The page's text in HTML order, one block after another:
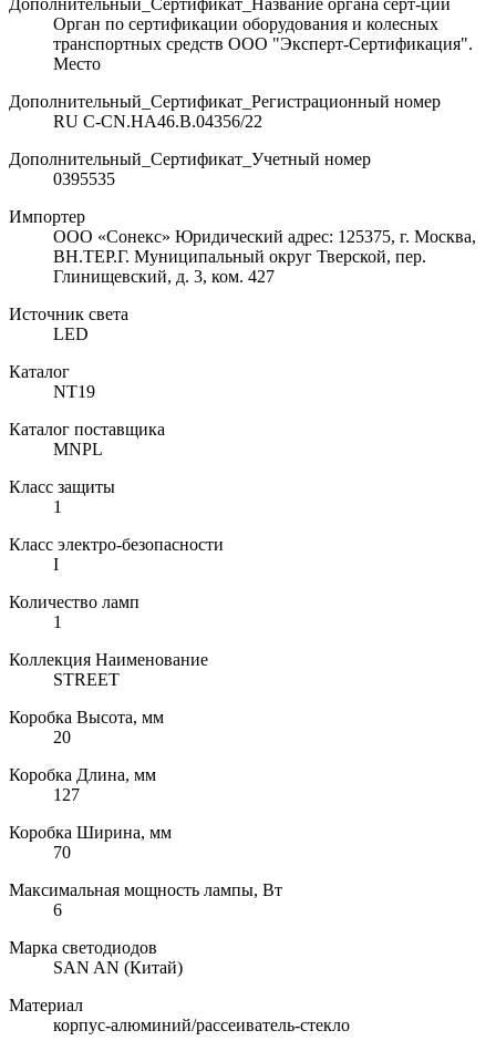
Орган по сертификации оборудования и колесных
транспортных средств ООО "Эксперт-Сертификация".
Место
Дополнительный_Сертификат_Регистрационный номер
RU C-CN.НА46.В.04356/22
Дополнительный_Сертификат_Учетный номер
0395535
Импортер
ООО «Сонекс» Юридический адрес: 125375, г. Москва,
ВН.ТЕР.Г. Муниципальный округ Тверской, пер.
Глинищевский, д. 3, ком. 427
Источник света
LED
Каталог
NT19
Каталог поставщика
MNPL
Класс защиты
1
Класс электро-безопасности
I
Количество ламп
1
Коллекция Наименование
STREET
Коробка Высота, мм
20
Коробка Длина, мм
127
Коробка Ширина, мм
70
Максимальная мощность лампы, Вт
6
Марка светодиодов
SAN AN (Китай)
Материал
корпус-алюминий/рассеиватель-стекло